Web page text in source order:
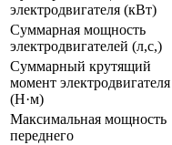
электродвигателя (кВт)
Суммарная мощность
электродвигателей (л,с,)
Суммарный крутящий
момент электродвигателя
(Н·м)
Максимальная мощность
переднего